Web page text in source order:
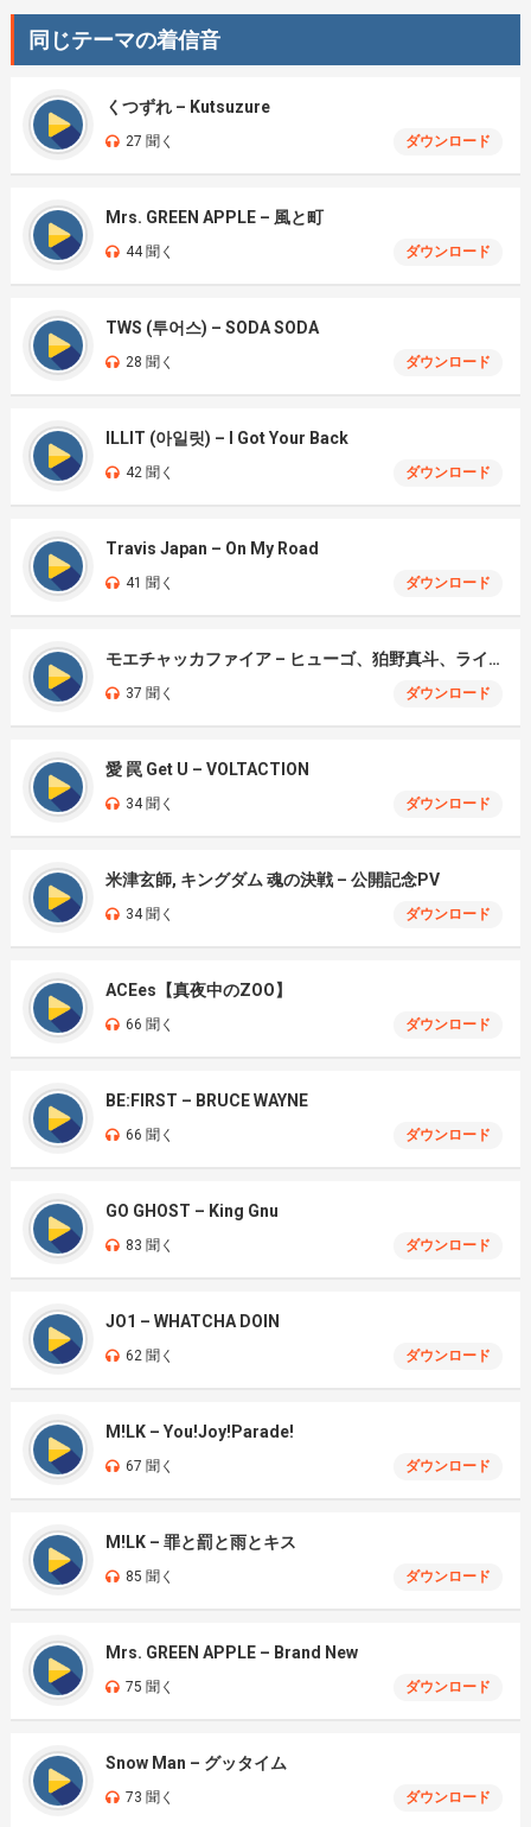
同じテーマの着信音
くつずれ – Kutsuzure
27 聞く ダウンロード
Mrs. GREEN APPLE – 風と町
44 聞く ダウンロード
TWS (투어스) – SODA SODA
28 聞く ダウンロード
ILLIT (아일릿) – I Got Your Back
42 聞く ダウンロード
Travis Japan – On My Road
41 聞く ダウンロード
モエチャッカファイア – ヒューゴ、狛野真斗、ライト、セヴェリアン (Cover )
37 聞く ダウンロード
愛 罠 Get U – VOLTACTION
34 聞く ダウンロード
米津玄師, キングダム 魂の決戦 – 公開記念PV
34 聞く ダウンロード
ACEes【真夜中のZOO】
66 聞く ダウンロード
BE:FIRST – BRUCE WAYNE
66 聞く ダウンロード
GO GHOST – King Gnu
83 聞く ダウンロード
JO1 – WHATCHA DOIN
62 聞く ダウンロード
M!LK – You!Joy!Parade!
67 聞く ダウンロード
M!LK – 罪と罰と雨とキス
85 聞く ダウンロード
Mrs. GREEN APPLE – Brand New
75 聞く ダウンロード
Snow Man – グッタイム
73 聞く ダウンロード